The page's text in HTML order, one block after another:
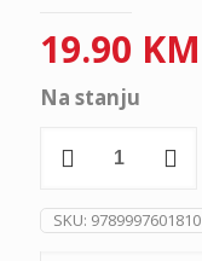
19.90 KM
Na stanju
Mala
naučna
SKU: 9789997601810